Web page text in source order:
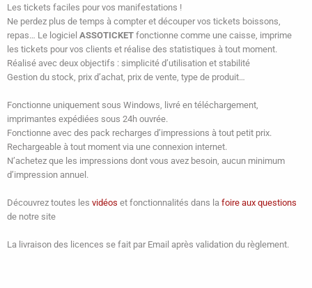
Les tickets faciles pour vos manifestations !
Ne perdez plus de temps à compter et découper vos tickets boissons,
repas… Le logiciel ASSOTICKET fonctionne comme une caisse, imprime
les tickets pour vos clients et réalise des statistiques à tout moment.
Réalisé avec deux objectifs : simplicité d’utilisation et stabilité
Gestion du stock, prix d’achat, prix de vente, type de produit…
Fonctionne uniquement sous Windows, livré en téléchargement,
imprimantes expédiées sous 24h ouvrée.
Fonctionne avec des pack recharges d’impressions à tout petit prix.
Rechargeable à tout moment via une connexion internet.
N’achetez que les impressions dont vous avez besoin, aucun minimum
d’impression annuel.
Découvrez toutes les vidéos et fonctionnalités dans la foire aux questions
de notre site
La livraison des licences se fait par Email après validation du règlement.